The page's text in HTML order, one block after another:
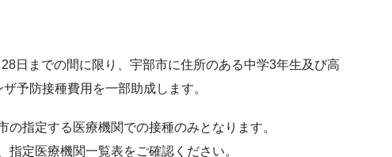
日までの間に限り、宇部市に住所のある中学3年生及び高
予防接種費用を一部助成します。
指定する医療機関での接種のみとなります。
指定医療機関一覧表をご確認ください。